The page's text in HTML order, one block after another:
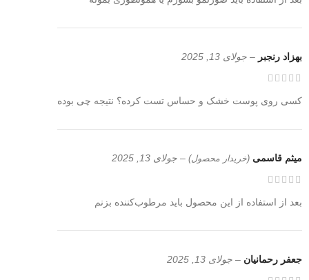
بهزاد رنجبر – جولای 13, 2025
کسی روی پوست خشک و حساس تست کرده؟ نتیجه چی بوده
میثم قاسمی (خریدار محصول) – جولای 13, 2025
بعد از استفاده از این محصول باید مرطوب‌کننده بزنم
جعفر رحمانیان – جولای 13, 2025